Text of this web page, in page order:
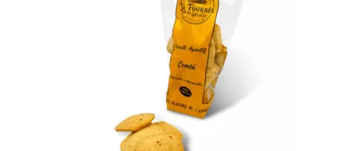
AJOUTER AU PANIER